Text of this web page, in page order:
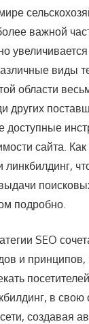
важной
виды
области
других
доступные
сайта.
линкбилдинг,
подробно.
SEO
и
в свою
создавая